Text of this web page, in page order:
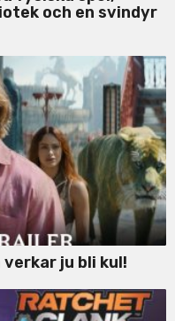
och en svindyr
ju bli kul!